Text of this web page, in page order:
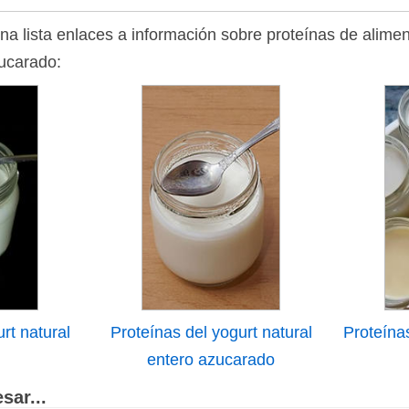
lista enlaces a información sobre proteínas de
natural
Proteínas del yogurt natural
entero azucarado